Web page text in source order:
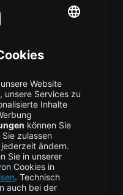
Darüber hinaus
insbesondere
bei
und
mit nur 0,01
centron